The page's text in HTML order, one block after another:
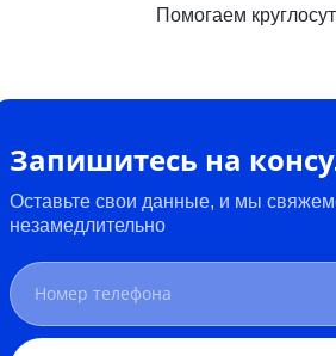
Помогаем
Запишитесь на
Оставьте свои данные, и мы
незамедлительно